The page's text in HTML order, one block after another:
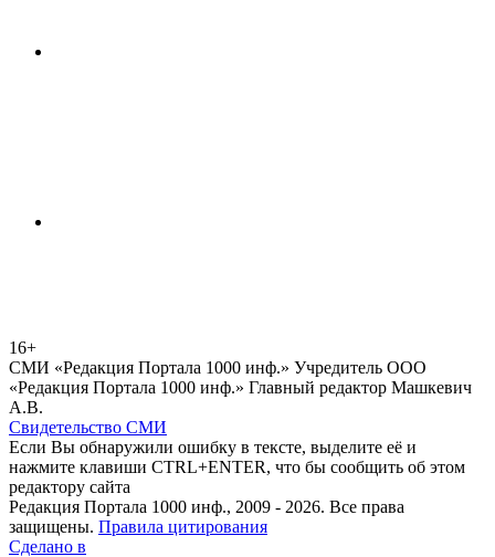
16+
СМИ «Редакция Портала 1000 инф.» Учредитель ООО
«Редакция Портала 1000 инф.» Главный редактор Машкевич
А.В.
Свидетельство СМИ
Если Вы обнаружили ошибку в тексте, выделите её и
нажмите клавиши CTRL+ENTER, что бы сообщить об этом
редактору сайта
Редакция Портала 1000 инф., 2009 - 2026. Все права
защищены. Правила цитирования
Сделано в